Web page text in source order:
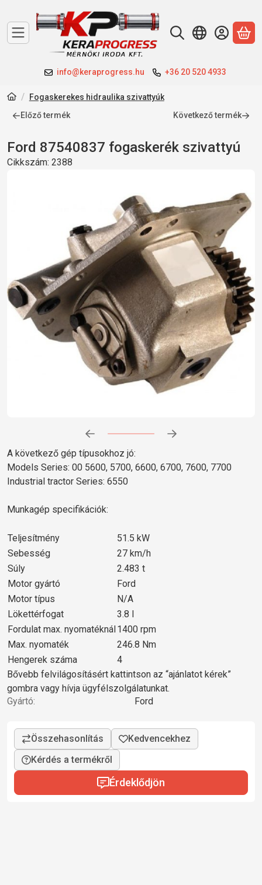
info@keraprogress.hu +36 20 520 4933
A
Fogaskerekes hidraulika szivattyúk
Előző termék
Következő termék
Ford 87540837 fogaskerék szivattyú
Cikkszám: 2388
A következő gép típusokhoz jó:
Models Series: 00 5600, 5700, 6600, 6700, 7600, 7700
Industrial tractor Series: 6550
Munkagép specifikációk:
Teljesítmény
51.5 kW
Sebesség
27 km/h
Súly
2.483 t
Motor gyártó
Ford
Motor típus
N/A
Lökettérfogat
3.8 l
Fordulat max. nyomatéknál1400 rpm
Max. nyomaték
246.8 Nm
Hengerek száma
4
Bővebb felvilágosításért kattintson az “ajánlatot kérek”
gombra vagy hívja ügyfélszolgálatunkat.
Gyártó:
Ford
Kérdés a termékről
Érdeklődjön